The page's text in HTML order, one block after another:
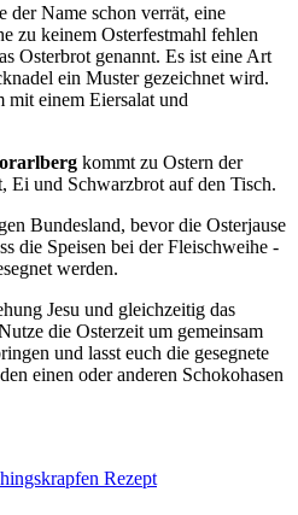
Name schon verrät, eine
zu keinem Osterfestmahl fehlen
Osterbrot genannt. Es ist eine Art
ein Muster gezeichnet wird.
mit einem Eiersalat und
kommt zu Ostern der
Ei und Schwarzbrot auf den Tisch.
Bundesland, bevor die Osterjause
die Speisen bei der Fleischweihe -
werden.
Jesu und gleichzeitig das
die Osterzeit um gemeinsam
und lasst euch die gesegnete
einen oder anderen Schokohasen
Rezept